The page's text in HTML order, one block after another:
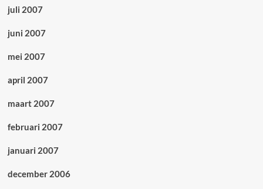
juli 2007
juni 2007
mei 2007
april 2007
maart 2007
februari 2007
januari 2007
december 2006